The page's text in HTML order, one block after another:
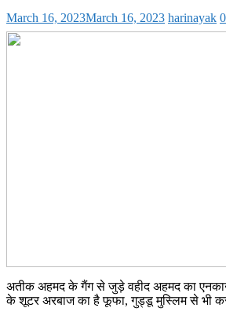
March 16, 2023March 16, 2023 harinayak
अतीक अहमद के गैंग से जुड़े वहीद अहमद का
के शूटर अरबाज का है फूफा, गुड्डू मुस्लिम से भी